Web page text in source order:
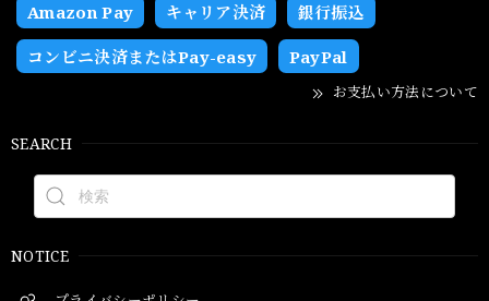
Amazon Pay キャリア決済 銀行振込
コンビニ決済またはPay-easy PayPal
お支払い方法について
SEARCH
NOTICE